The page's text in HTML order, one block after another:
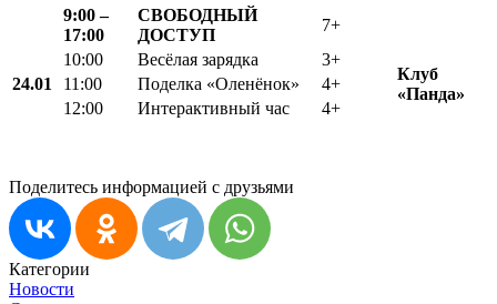
9:00 –
17:00
СВОБОДНЫЙ
ДОСТУП
7+
24.01
10:00 Весёлая зарядка 3+
Клуб
«Панда»
11:00 Поделка «Оленёнок»
4+
12:00
Интерактивный час 4+
Поделитесь информацией с друзьями
Категории
Новости